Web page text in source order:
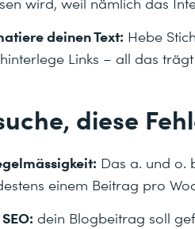
deinen Text: Hebe
Links – all das
diese
Das a. und o.
einem Beitrag pro
dein Blogbeitrag soll